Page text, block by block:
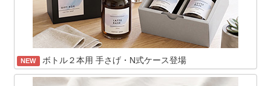
NEW ボトル２本用 手さげ・N式ケース登場